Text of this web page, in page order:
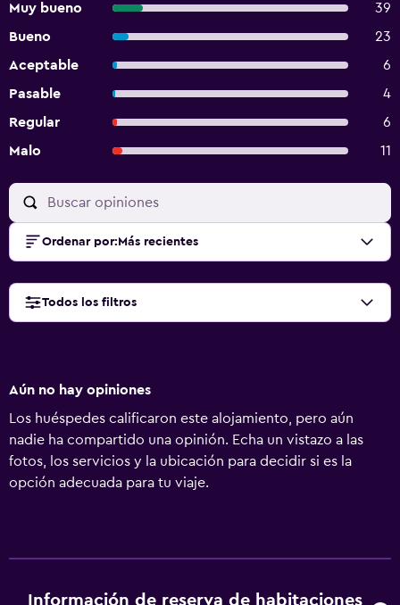
Muy bueno
39
Bueno
23
Aceptable
6
Pasable
4
Regular
6
Malo
11
Ordenar por: Más recientes
Todos los filtros
Aún no hay opiniones
Los huéspedes calificaron este alojamiento, pero aún
nadie ha compartido una opinión. Echa un vistazo a las
fotos, los servicios y la ubicación para decidir si es la
opción adecuada para tu viaje.
Información de reserva de habitaciones